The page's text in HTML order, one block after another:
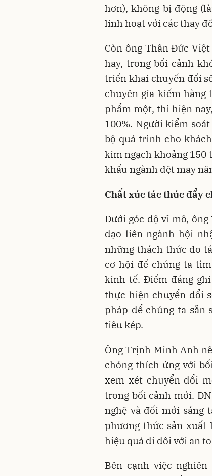
hơn), không bị động
linh hoạt với các thay
Còn ông Thân Đức
hay, trong bối cảnh
triển khai chuyển đổi
chuyên gia kiểm hàng
phẩm một, thì hiện
100%. Người kiểm
bộ quá trình cho
kim ngạch khoảng 150
khẩu ngành dệt may
Chấtxúc tácthúc đẩy
Dưới góc độ vĩ mô,
đạo liên ngành hội
những thách thức do
cơ hội để chúng ta
kinh tế. Điểm đáng
thực hiện chuyển đổi
pháp để chúng ta sẵn
tiêu kép.
Ông Trịnh Minh Anh
chóng thích ứng với
xem xét chuyển đổi
trong bối cảnh mới.
nghệ và đổi mới sáng
phương thức sản xuất
hiệu quả đi đôi với an
Bên cạnh việc